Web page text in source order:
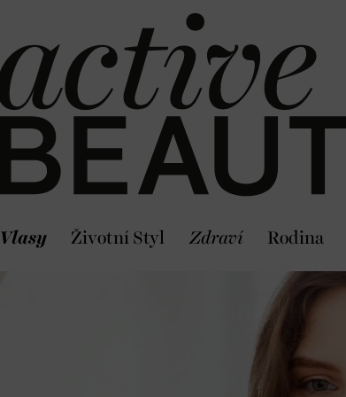
Vlasy Životní Styl Zdraví Rodina